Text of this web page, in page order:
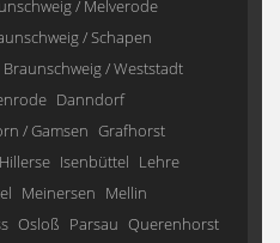
/ Melverode
/ Schapen
Braunschweig / Weststadt
Danndorf
/ Gamsen Grafhorst
Hillerse Isenbüttel Lehre
Meinersen Mellin
Osloß Parsau Querenhorst